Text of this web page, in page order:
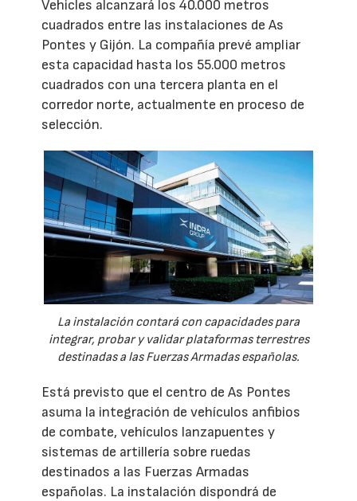
Vehicles alcanzará los 40.000 metros
cuadrados entre las instalaciones de As
Pontes y Gijón. La compañía prevé ampliar
esta capacidad hasta los 55.000 metros
cuadrados con una tercera planta en el
corredor norte, actualmente en proceso de
selección.
La instalación contará con capacidades para
integrar, probar y validar plataformas terrestres
destinadas a las Fuerzas Armadas españolas.
Está previsto que el centro de As Pontes
asuma la integración de vehículos anfibios
de combate, vehículos lanzapuentes y
sistemas de artillería sobre ruedas
destinados a las Fuerzas Armadas
españolas. La instalación dispondrá de